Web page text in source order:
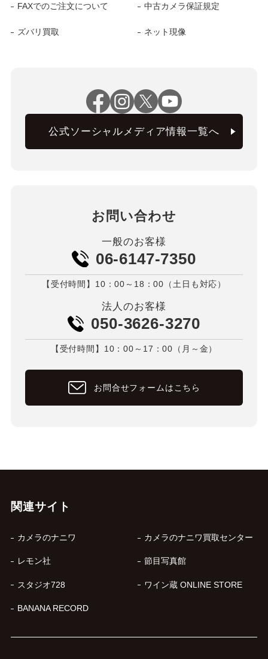
FAXでのご注文について 中古カメラ保証規定
ズバリ買取 ネット現像
公式ソーシャルメディア情報一覧へ
お問い合わせ
一般のお客様
06-6147-7350
【受付時間】10：00～18：00（土日も対応）
法人のお客様
050-3626-3270
【受付時間】10：00～17：00（月～金）
お問合せフォームはこちら
関連サイト
カメラのナニワ カメラのナニワ買取センター
レモン社 節目写真館
スタジオ728 ワイン蔵 ONLINE STORE
BANANA RECORD